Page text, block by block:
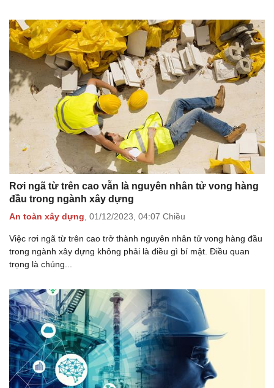
Rơi ngã từ trên cao vẫn là nguyên nhân tử vong hàng
đầu trong ngành xây dựng
An toàn xây dựng 01/12/2023, 04:07 Chiều
Việc rơi ngã từ trên cao trở thành nguyên nhân tử vong hàng đầu
trong ngành xây dựng không phải là điều gì bí mật. Điều quan
trọng là chúng...